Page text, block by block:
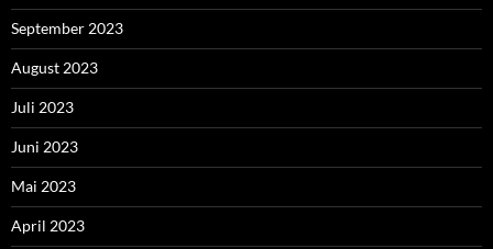
September 2023
August 2023
Juli 2023
Juni 2023
Mai 2023
April 2023